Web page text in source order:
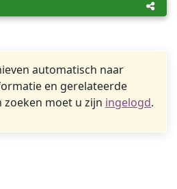
automatisch naar
en gerelateerde
moet u zijn ingelogd.